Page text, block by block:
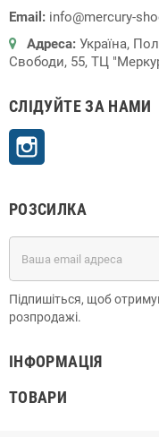
Email: info@mercury-
Адреса: Україна,
Свободи, 55, ТЦ
СЛІДУЙТЕ ЗА НАМИ
РОЗСИЛКА
Підпишіться, щоб
розпродажі.
ІНФОРМАЦІЯ
ТОВАРИ